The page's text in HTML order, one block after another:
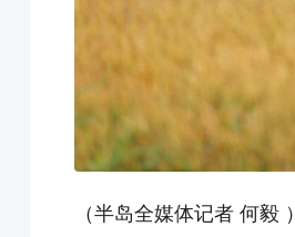
（半岛全媒体记者 何毅 ）